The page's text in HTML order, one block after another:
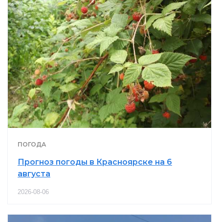
ПОГОДА
Прогноз погоды в Красноярске на 6
августа
2026-08-06